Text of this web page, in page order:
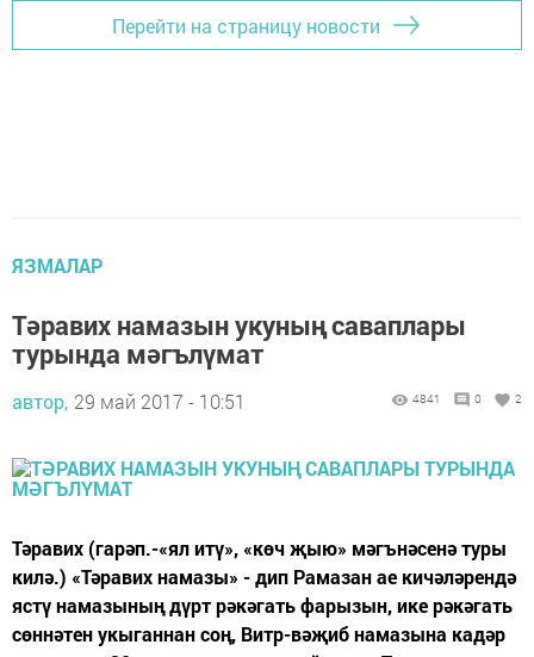
Перейти на страницу новости
ЯЗМАЛАР
Тәравих намазын укуның саваплары
турында мәгълүмат
автор, 29 май 2017 - 10:51 4841 0 2
Тәравих (гарәп.-«ял итү», «көч җыю» мәгънәсенә туры
килә.) «Тәравих намазы» - дип Рамазан ае кичәләрендә
ястү намазының дүрт рәкәгать фарызын, ике рәкәгать
сөннәтен укыганнан соң, Витр-вәҗиб намазына кадәр